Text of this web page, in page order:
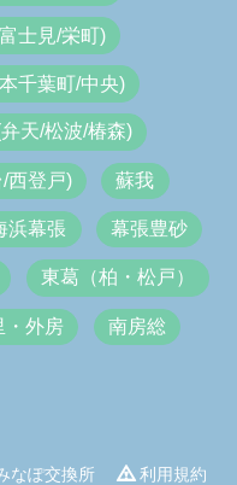
士見/栄町)
千葉町/中央)
天/松波/椿森)
西登戸) 蘇我
浜幕張 幕張豊砂
東葛（柏・松戸）
・外房 南房総
なぽ交換所 利用規約